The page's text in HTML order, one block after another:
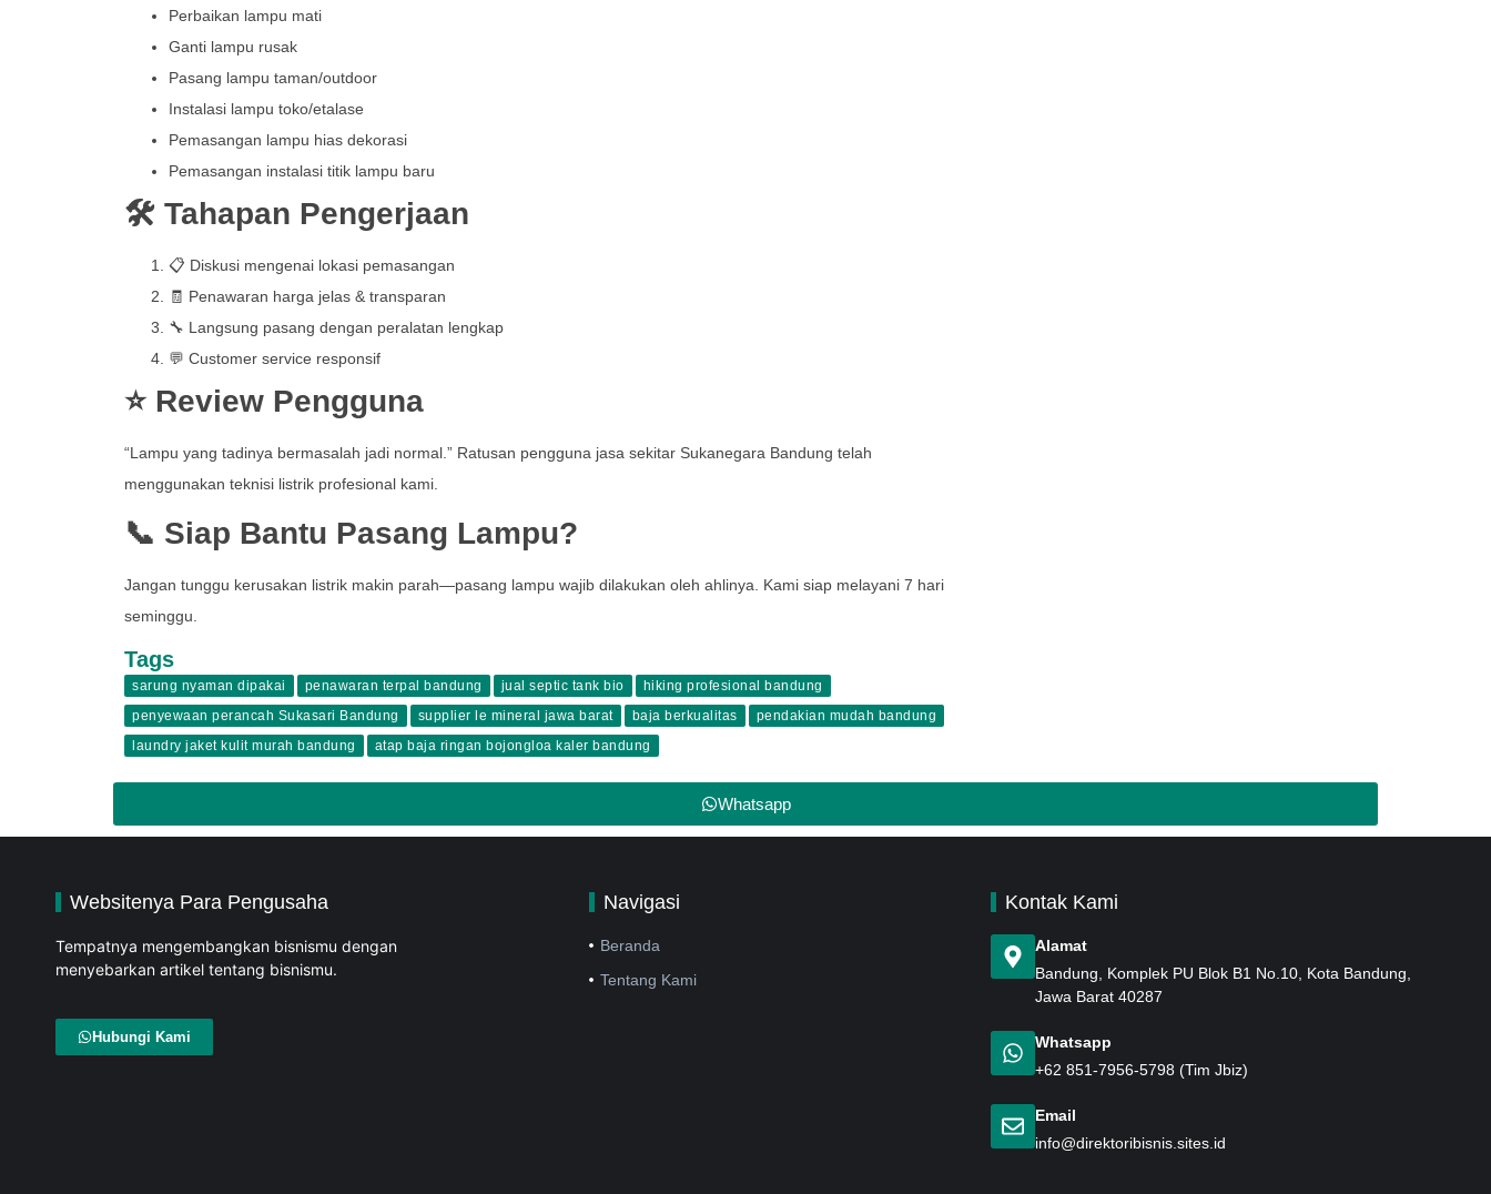
Perbaikan lampu mati
Ganti lampu rusak
Pasang lampu taman/outdoor
Instalasi lampu toko/etalase
Pemasangan lampu hias dekorasi
Pemasangan instalasi titik lampu baru
🛠️ Tahapan Pengerjaan
📋 Diskusi mengenai lokasi pemasangan
🧾 Penawaran harga jelas & transparan
🔧 Langsung pasang dengan peralatan lengkap
💬 Customer service responsif
⭐ Review Pengguna
“Lampu yang tadinya bermasalah jadi normal.” Ratusan pengguna jasa sekitar Sukanegara Bandung telah
menggunakan teknisi listrik profesional kami.
📞 Siap Bantu Pasang Lampu?
Jangan tunggu kerusakan listrik makin parah—pasang lampu wajib dilakukan oleh ahlinya. Kami siap melayani 7 hari
seminggu.
Tags
sarung nyaman dipakai penawaran terpal bandung jual septic tank bio
hiking profesional bandung
penyewaan perancah Sukasari Bandung
supplier le mineral jawa barat baja berkualitas
pendakian mudah bandung
laundry jaket kulit murah bandung
atap baja ringan bojongloa kaler bandung
Whatsapp
Websitenya Para Pengusaha
Tempatnya mengembangkan bisnismu dengan
menyebarkan artikel tentang bisnismu.
Hubungi Kami
Navigasi
Beranda
Tentang Kami
Kontak Kami
Alamat
Bandung , Komplek PU Blok B1 No.10, Kota Bandung,
Jawa Barat 40287
Whatsapp
+62 851-7956-5798 (Tim Jbiz)
Email
info@direktoribisnis.sites.id